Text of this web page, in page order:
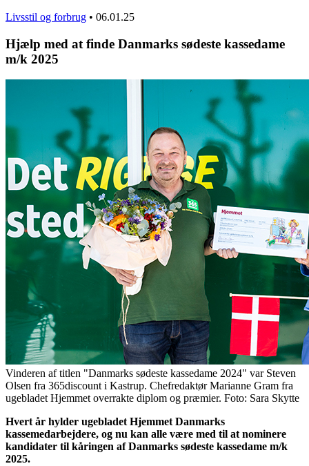
Livsstil og forbrug • 06.01.25
Hjælp med at finde Danmarks sødeste kassedame
m/k 2025
Vinderen af titlen "Danmarks sødeste kassedame 2024" var Steven
Olsen fra 365discount i Kastrup. Chefredaktør Marianne Gram fra
ugebladet Hjemmet overrakte diplom og præmier. Foto: Sara Skytte
Hvert år hylder ugebladet Hjemmet Danmarks
kassemedarbejdere, og nu kan alle være med til at nominere
kandidater til kåringen af Danmarks sødeste kassedame m/k
2025.